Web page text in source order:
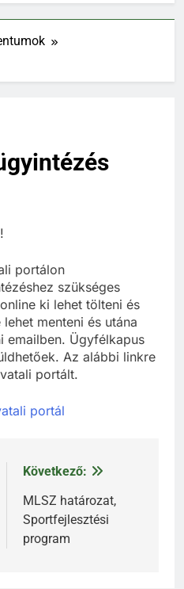
portálon
szükséges
ki lehet tölteni és
menteni és utána
emailben. Ügyfélkapus
Az alábbi linkre
portált.
portál
Következő:
MLSZ határozat,
Sportfejlesztési
program